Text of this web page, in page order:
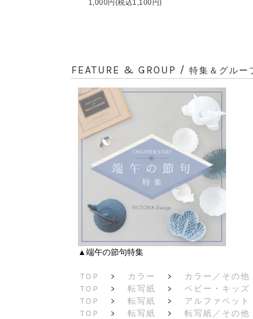
1,000円(税込1,100円)
FEATURE & GROUP / 特集＆グルー
▲端午の節句特集
TOP > カラー >
カラー／その他
TOP
> 転写紙 >
ベビー・キッズ
TOP
> 転写紙 >
アルファベット
TOP
> 転写紙 > 転写紙／その他